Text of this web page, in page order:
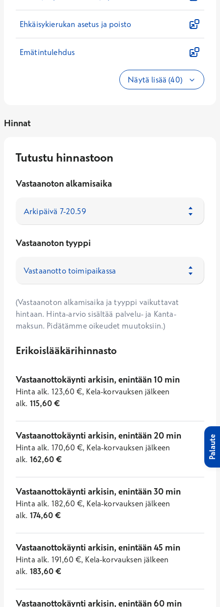
Ehkäisykierukan asetus ja poisto
Emätintulehdus
Näytä lisää (40)
Hinnat
Tutustu hinnastoon
Vastaanoton alkamisaika
Vastaanoton tyyppi
(Vastaanoton alkamisaika ja tyyppi vaikuttavat
hintaan. Hinta-arvio sisältää palvelu- ja Kanta-
maksun. Pidätämme oikeudet muutoksiin.)
Erikoislääkärihinnasto
Vastaanottokäynti arkisin, enintään 10 min
Hinta alk. 123,60 €, Kela-korvauksen jälkeen
alk. 115,60€
Vastaanottokäynti arkisin, enintään 20 min
Hinta alk. 170,60 €, Kela-korvauksen jälkeen
alk. 162,60€
Vastaanottokäynti arkisin, enintään 30 min
Hinta alk. 182,60 €, Kela-korvauksen jälkeen
alk. 174,60€
Vastaanottokäynti arkisin, enintään 45 min
Hinta alk. 191,60 €, Kela-korvauksen jälkeen
alk. 183,60€
Vastaanottokäynti arkisin, enintään 60 min
Palaute